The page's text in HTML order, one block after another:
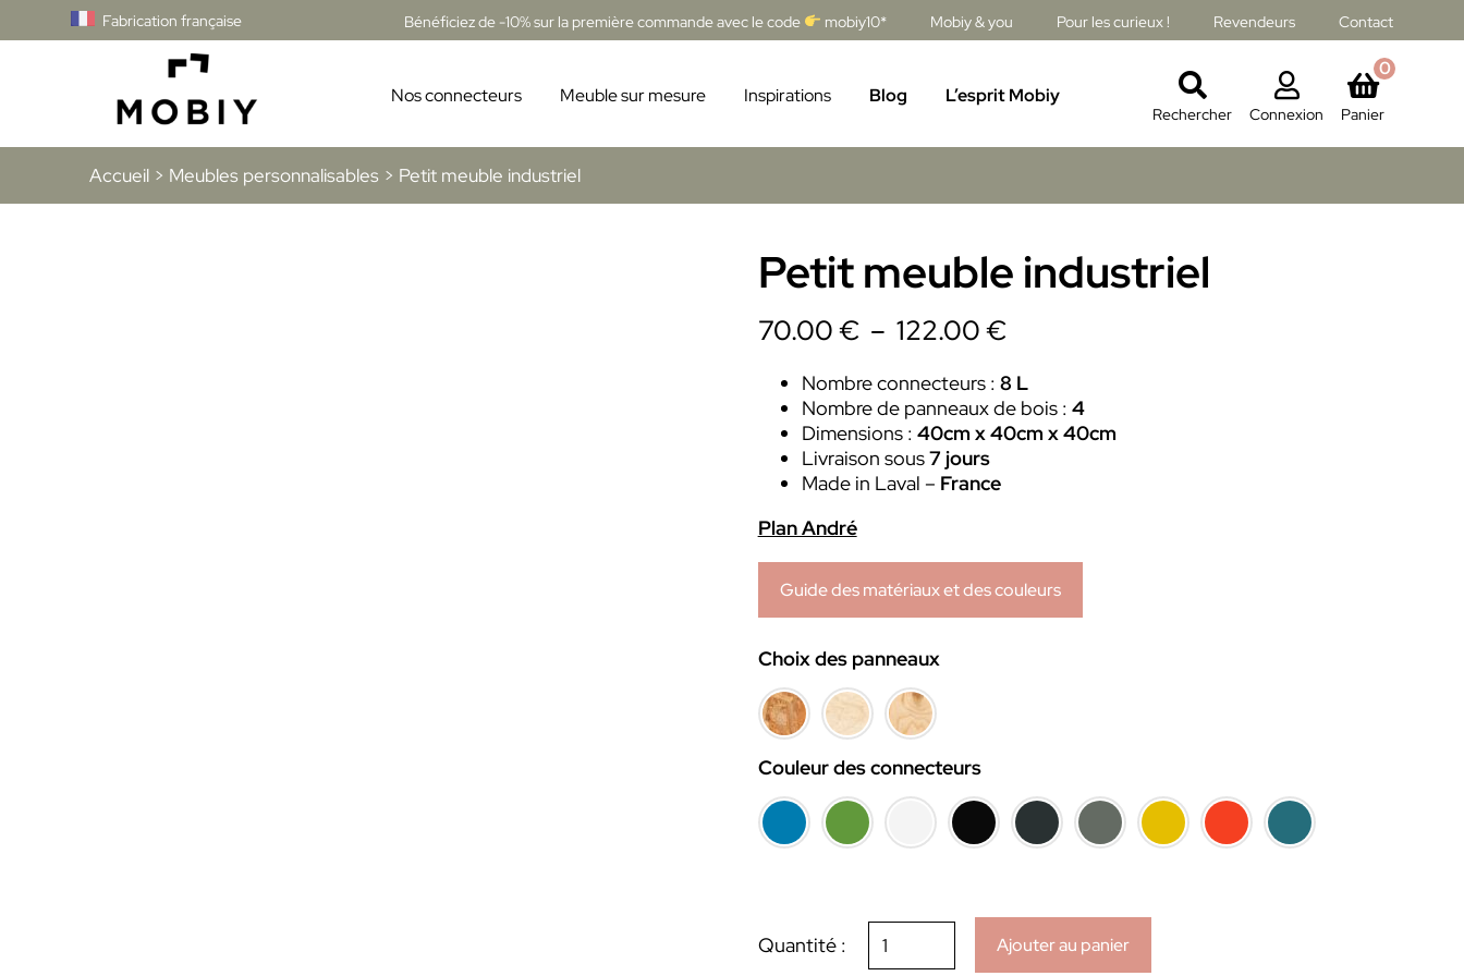
Fabrication française Bénéficiez de -10% sur la première commande avec le code mobiy10* Mobiy & you Pour les curieux ! Revendeurs Contact
Nos connecteurs Meuble sur mesure Inspirations Blog L’esprit Mobiy
Rechercher Connexion Panier
0
Accueil > Meubles personnalisables > Petit meuble industriel
Petit meuble industriel
70.00€ – 122.00€Plage
prix :
70.00 €
Nombre connecteurs : 8 L
Nombre de panneaux de bois : 4
Dimensions : 40cm x 40cm x 40cm
Livraison sous7 jours
Made in Laval – France
Plan André
Guide des matériaux et des couleurs
Choix des panneaux
Couleur des connecteurs
Quantité :
de
Ajouter au panier